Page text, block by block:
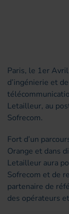
Paris, le 1er
d’ingénierie et
Letailleur, au
Sofrecom.
Fort d’un
Orange et dans
Letailleur aura
Sofrecom et de
partenaire de
des opérateurs